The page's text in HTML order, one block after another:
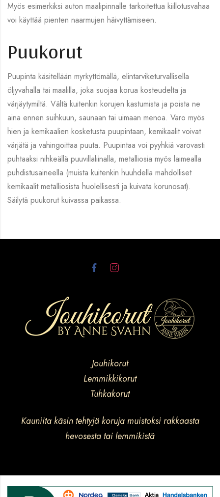
Myös esimerkiksi auton maalipinnalle tarkoitettua kiillotusvahaa
voi käyttää pienten naarmujen häivyttämiseen.
Puukorut
Puupinta käsitellään myrkyttömällä, elintarviketurvallisella
öljyvahalla tai maalilla, joka suojaa korua kosteudelta ja
värjäytymiltä. Vältä kuitenkin korujen kastumista ja poista ne
aina ennen suihkuun, saunaan tai uimaan menoa. Varo myös
hien ja kemikaalien kosketusta puupintaan, kemikaalit voivat
värjätä ja vahingoittaa puuta. Puupintaa voi pyyhkiä varovasti
puhtaaksi nihkeällä puuvillaliinalla, metalliosia myös laimealla
puhdistusaineella (muista kuitenkin huuhdella mahdolliset
kemikaalit metalliosista huolellisesti ja kuivata korunosat).
Säilytä puukorut kuivassa paikassa.
Jouhikorut
Lemmikkikorut
Tuhkakorut
Kauniita käsin tehtyjä koruja muistoksi rakkaasta
hevosesta tai lemmikistä